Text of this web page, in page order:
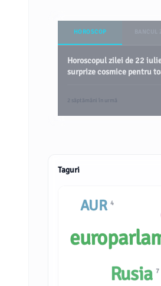
HOROSCOP
Horoscopul zilei de 22
surprize cosmice pentru
2 săptămâni în urmă
Taguri
Rusia7
AUR 4